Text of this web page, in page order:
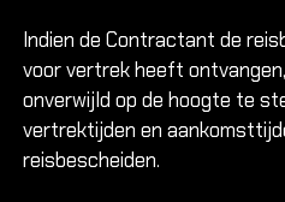
Indien de Contractant de
voor vertrek heeft
onverwijld op de hoogte te
vertrektijden en
reisbescheiden.